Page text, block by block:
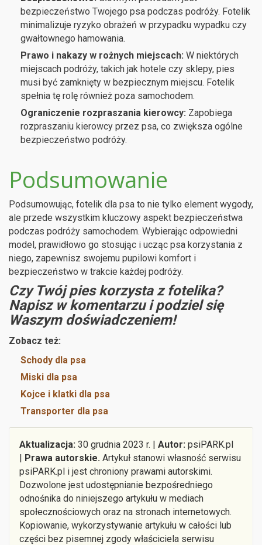
bezpieczeństwo Twojego psa podczas podróży. Fotelik
minimalizuje ryzyko obrażeń w przypadku wypadku czy
gwałtownego hamowania.
Prawo i nakazy w rożnych miejscach: W niektórych
miejscach podróży, takich jak hotele czy sklepy, pies
musi być zamknięty w bezpiecznym miejscu. Fotelik
spełnia tę rolę również poza samochodem.
Ograniczenie rozpraszania kierowcy: Zapobiega
rozpraszaniu kierowcy przez psa, co zwiększa ogólne
bezpieczeństwo podróży.
Podsumowanie
Podsumowując, fotelik dla psa to nie tylko element wygody,
ale przede wszystkim kluczowy aspekt bezpieczeństwa
podczas podróży samochodem. Wybierając odpowiedni
model, prawidłowo go stosując i ucząc psa korzystania z
niego, zapewnisz swojemu pupilowi komfort i
bezpieczeństwo w trakcie każdej podróży.
Czy Twój pies korzysta z fotelika?
Napisz w komentarzu i podziel się
Waszym doświadczeniem!
Zobacz też:
Schody dla psa
Miski dla psa
Kojce i klatki dla psa
Transporter dla psa
Aktualizacja: 30 grudnia 2023 r. | Autor: psiPARK.pl
| Prawa autorskie. Artykuł stanowi własność serwisu
psiPARK.pl i jest chroniony prawami autorskimi.
Dozwolone jest udostępnianie bezpośredniego
odnośnika do niniejszego artykułu w mediach
społecznościowych oraz na stronach internetowych.
Kopiowanie, wykorzystywanie artykułu w całości lub
części bez pisemnej zgody właściciela serwisu